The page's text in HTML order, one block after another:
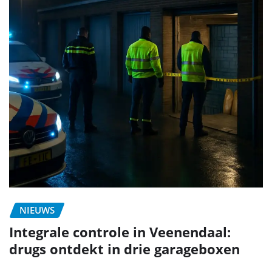
NIEUWS
Integrale controle in Veenendaal:
drugs ontdekt in drie garageboxen